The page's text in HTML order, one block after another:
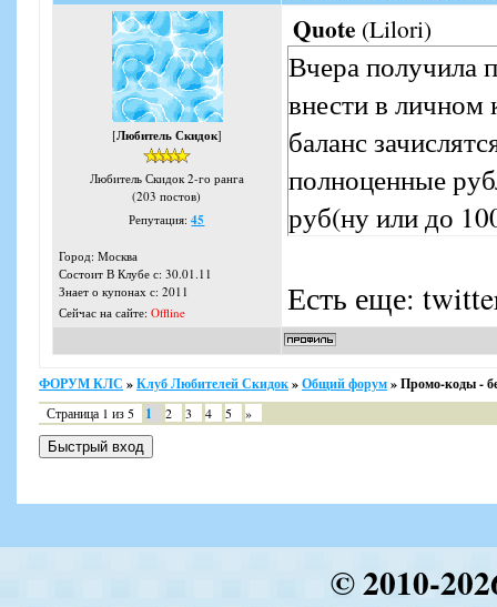
[Любитель Скидок]
Любитель Скидок 2-го ранга
(203 постов)
Репутация:45
Город: Москва
Состоит В Клубе с: 30.01.11
Знает о купонах с: 2011
Сейчас на сайте: Offline
Quote (Lilori)
Вчера получила
внести в
баланс
полноценные
руб(ну или до
Есть еще:
ФОРУМ КЛС »Клуб Любителей Скидок»Общий форум»Промо-коды -
Страница 1 из 5 1 2 3 4 5 »
© 2010-